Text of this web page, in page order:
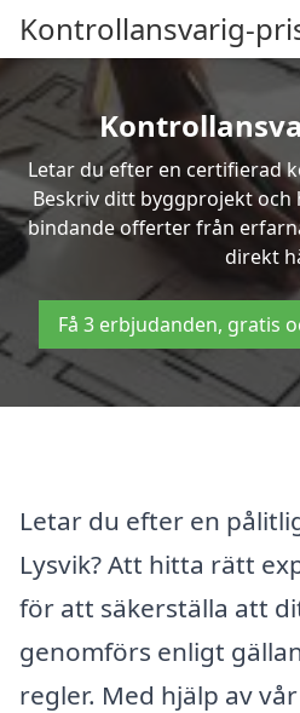
Kontrollansvarig-
Letar du efter en certifierad
Beskriv ditt byggprojekt och
bindande offerter från
direkt
Få 3 erbjudanden, gratis
Letar du efter en
Lysvik? Att hitta rätt
för att säkerställa att
genomförs enligt
regler. Med hjälp av